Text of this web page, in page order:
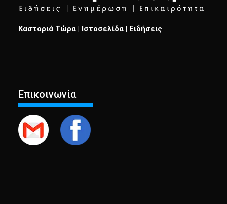
Καστοριά Τώρα | Ιστοσελίδα | Ειδήσεις
Επικοινωνία